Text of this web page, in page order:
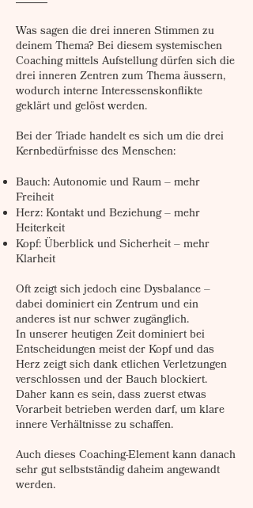
Was sagen die drei inneren Stimmen zu
deinem Thema? Bei diesem systemischen
Coaching mittels Aufstellung dürfen sich die
drei inneren Zentren zum Thema äussern,
wodurch interne Interessenskonflikte
geklärt und gelöst werden.
Bei der Triade handelt es sich um die drei
Kernbedürfnisse des Menschen:
Bauch: Autonomie und Raum – mehr
Freiheit
Herz: Kontakt und Beziehung – mehr
Heiterkeit
Kopf: Überblick und Sicherheit – mehr
Klarheit
Oft zeigt sich jedoch eine Dysbalance –
dabei dominiert ein Zentrum und ein
anderes ist nur schwer zugänglich.
In unserer heutigen Zeit dominiert bei
Entscheidungen meist der Kopf und das
Herz zeigt sich dank etlichen Verletzungen
verschlossen und der Bauch blockiert.
Daher kann es sein, dass zuerst etwas
Vorarbeit betrieben werden darf, um klare
innere Verhältnisse zu schaffen.
Auch dieses Coaching-Element kann danach
sehr gut selbstständig daheim angewandt
werden.